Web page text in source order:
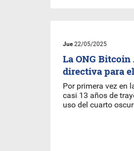
Jue22/05/2025
La ONG
directiva para
Por primera vez en
casi 13 años de
uso del cuarto